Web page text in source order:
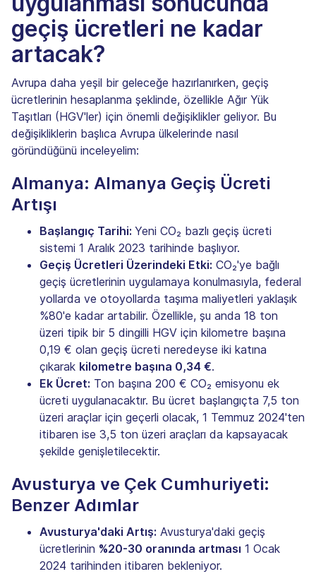
geçiş ücretleri ne kadar
artacak?
Avrupa daha yeşil bir geleceğe hazırlanırken, geçiş
ücretlerinin hesaplanma şeklinde, özellikle Ağır Yük
Taşıtları (HGV'ler) için önemli değişiklikler geliyor. Bu
değişikliklerin başlıca Avrupa ülkelerinde nasıl
göründüğünü inceleyelim:
Almanya: Almanya Geçiş Ücreti
Artışı
Başlangıç Tarihi: Yeni CO₂ bazlı geçiş ücreti
sistemi 1 Aralık 2023 tarihinde başlıyor.
Geçiş Ücretleri Üzerindeki Etki: CO₂'ye bağlı
geçiş ücretlerinin uygulamaya konulmasıyla, federal
yollarda ve otoyollarda taşıma maliyetleri yaklaşık
%80'e kadar artabilir. Özellikle, şu anda 18 ton
üzeri tipik bir 5 dingilli HGV için kilometre başına
0,19 € olan geçiş ücreti neredeyse iki katına
çıkarak kilometre başına 0,34 €.
Ek Ücret: Ton başına 200 € CO₂ emisyonu ek
ücreti uygulanacaktır. Bu ücret başlangıçta 7,5 ton
üzeri araçlar için geçerli olacak, 1 Temmuz 2024'ten
itibaren ise 3,5 ton üzeri araçları da kapsayacak
şekilde genişletilecektir.
Avusturya ve Çek Cumhuriyeti:
Benzer Adımlar
Avusturya'daki Artış: Avusturya'daki geçiş
ücretlerinin %20-30 oranında artması 1 Ocak
2024 tarihinden itibaren bekleniyor.